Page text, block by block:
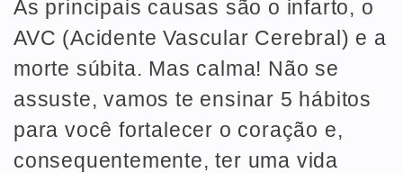
As principais causas são o infarto, o
AVC (Acidente Vascular Cerebral) e a
morte súbita. Mas calma! Não se
assuste, vamos te ensinar 5 hábitos
para você fortalecer o coração e,
consequentemente, ter uma vida